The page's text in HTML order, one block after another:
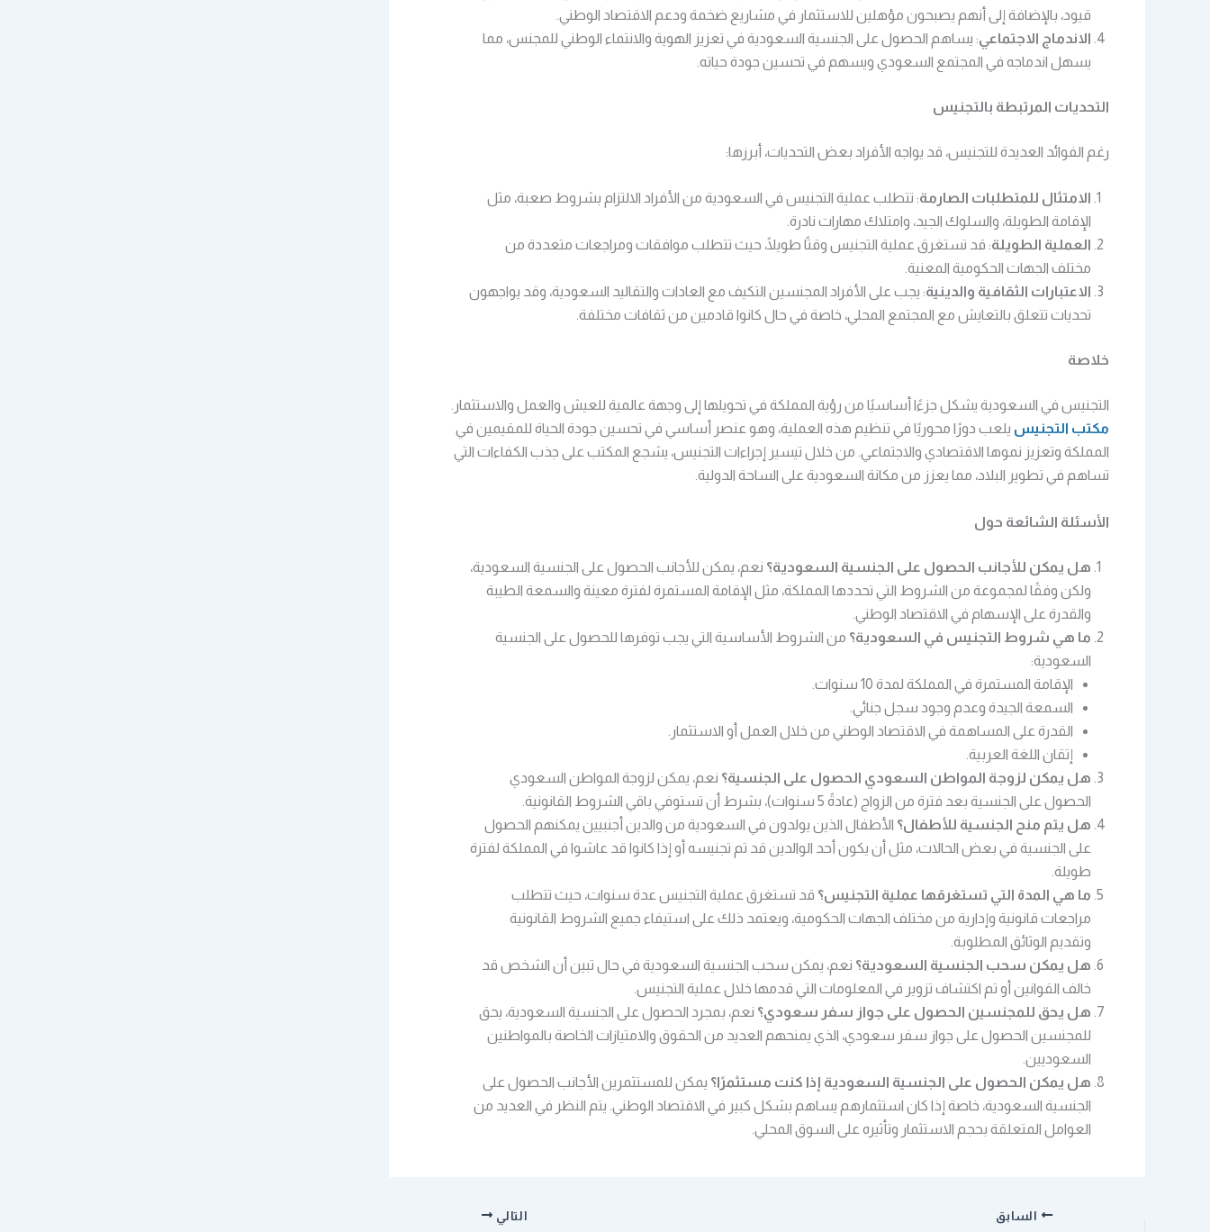
قيود، بالإضافة إلى أنهم يصبحون مؤهلين للاستثمار في مشاريع ضخمة ودعم الاقتصاد الوطني.
الاندماج الاجتماعي: يساهم الحصول على الجنسية السعودية في تعزيز الهوية والانتماء الوطني للمجنس، مما
يسهل اندماجه في المجتمع السعودي ويسهم في تحسين جودة حياته.
التحديات المرتبطة بالتجنيس
رغم الفوائد العديدة للتجنيس، قد يواجه الأفراد بعض التحديات، أبرزها:
الامتثال للمتطلبات الصارمة: تتطلب عملية التجنيس في السعودية من الأفراد الالتزام بشروط صعبة، مثل
الإقامة الطويلة، والسلوك الجيد، وامتلاك مهارات نادرة.
العملية الطويلة: قد تستغرق عملية التجنيس وقتًا طويلًا، حيث تتطلب موافقات ومراجعات متعددة من
مختلف الجهات الحكومية المعنية.
الاعتبارات الثقافية والدينية: يجب على الأفراد المجنسين التكيف مع العادات والتقاليد السعودية، وقد يواجهون
تحديات تتعلق بالتعايش مع المجتمع المحلي، خاصة في حال كانوا قادمين من ثقافات مختلفة.
خلاصة
التجنيس في السعودية يشكل جزءًا أساسيًا من رؤية المملكة في تحويلها إلى وجهة عالمية للعيش والعمل والاستثمار.
مكتب التجنيس يلعب دورًا محوريًا في تنظيم هذه العملية، وهو عنصر أساسي في تحسين جودة الحياة للمقيمين في
المملكة وتعزيز نموها الاقتصادي والاجتماعي. من خلال تيسير إجراءات التجنيس، يشجع المكتب على جذب الكفاءات التي
تساهم في تطوير البلاد، مما يعزز من مكانة السعودية على الساحة الدولية.
الأسئلة الشائعة حول
هل يمكن للأجانب الحصول على الجنسية السعودية؟ نعم، يمكن للأجانب الحصول على الجنسية السعودية،
ولكن وفقًا لمجموعة من الشروط التي تحددها المملكة، مثل الإقامة المستمرة لفترة معينة والسمعة الطيبة
والقدرة على الإسهام في الاقتصاد الوطني.
ما هي شروط التجنيس في السعودية؟ من الشروط الأساسية التي يجب توفرها للحصول على الجنسية
السعودية:
الإقامة المستمرة في المملكة لمدة 10 سنوات.
السمعة الجيدة وعدم وجود سجل جنائي.
القدرة على المساهمة في الاقتصاد الوطني من خلال العمل أو الاستثمار.
إتقان اللغة العربية.
هل يمكن لزوجة المواطن السعودي الحصول على الجنسية؟ نعم، يمكن لزوجة المواطن السعودي
الحصول على الجنسية بعد فترة من الزواج (عادةً 5 سنوات)، بشرط أن تستوفي باقي الشروط القانونية.
هل يتم منح الجنسية للأطفال؟ الأطفال الذين يولدون في السعودية من والدين أجنبيين يمكنهم الحصول
على الجنسية في بعض الحالات، مثل أن يكون أحد الوالدين قد تم تجنيسه أو إذا كانوا قد عاشوا في المملكة لفترة
طويلة.
ما هي المدة التي تستغرقها عملية التجنيس؟ قد تستغرق عملية التجنيس عدة سنوات، حيث تتطلب
مراجعات قانونية وإدارية من مختلف الجهات الحكومية، ويعتمد ذلك على استيفاء جميع الشروط القانونية
وتقديم الوثائق المطلوبة.
هل يمكن سحب الجنسية السعودية؟ نعم، يمكن سحب الجنسية السعودية في حال تبين أن الشخص قد
خالف القوانين أو تم اكتشاف تزوير في المعلومات التي قدمها خلال عملية التجنيس.
هل يحق للمجنسين الحصول على جواز سفر سعودي؟ نعم، بمجرد الحصول على الجنسية السعودية، يحق
للمجنسين الحصول على جواز سفر سعودي، الذي يمنحهم العديد من الحقوق والامتيازات الخاصة بالمواطنين
السعوديين.
هل يمكن الحصول على الجنسية السعودية إذا كنت مستثمرًا؟ يمكن للمستثمرين الأجانب الحصول على
الجنسية السعودية، خاصة إذا كان استثمارهم يساهم بشكل كبير في الاقتصاد الوطني. يتم النظر في العديد من
العوامل المتعلقة بحجم الاستثمار وتأثيره على السوق المحلي.
السابق التالي